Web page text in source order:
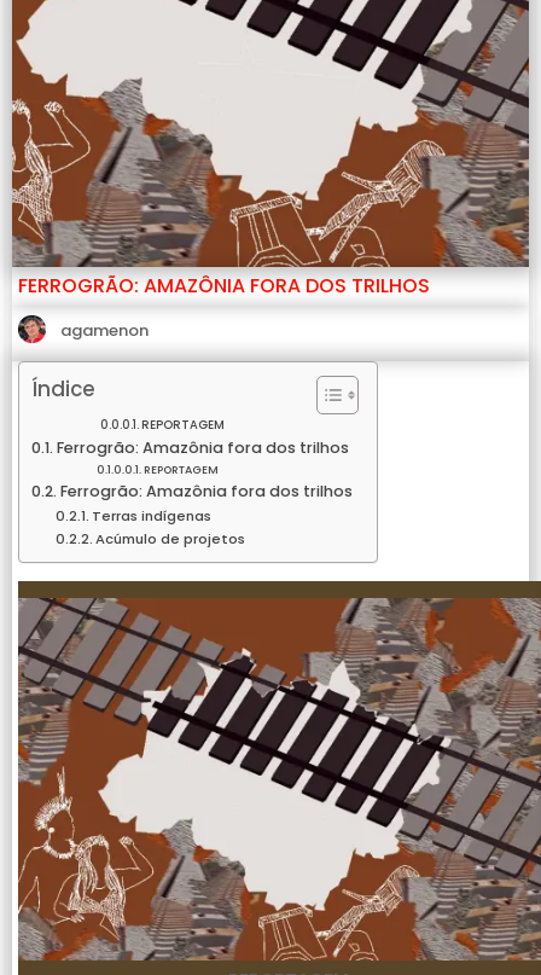
FERROGRÃO: AMAZÔNIA FORA DOS TRILHOS
agamenon
Índice
REPORTAGEM
Ferrogrão: Amazônia fora dos trilhos
REPORTAGEM
Ferrogrão: Amazônia fora dos trilhos
Terras indígenas
Acúmulo de projetos